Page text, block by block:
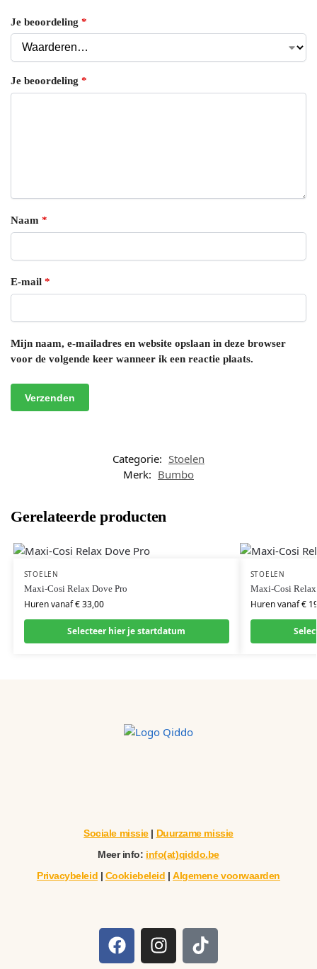
Je beoordeling *
Je beoordeling *
Naam *
E-mail *
Mijn naam, e-mailadres en website opslaan in deze browser
voor de volgende keer wanneer ik een reactie plaats.
Categorie: Stoelen
Merk: Bumbo
Gerelateerde producten
STOELEN
Maxi-Cosi Relax Dove Pro
Huren vanaf€33,00
Selecteer hier je startdatum
STOELEN
Maxi-Cosi
Huren vanaf€
Sociale missie| Duurzame missie
Meer info: info(at)qiddo.be
Privacybeleid | Cookiebeleid |Algemene voorwaarden